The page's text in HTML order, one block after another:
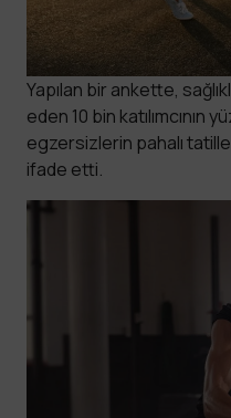
Yapılan bir ankette,
eden 10 bin katılımcının
egzersizlerin pahalı
ifade etti.